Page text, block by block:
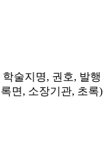
술지명, 권호, 발행
면, 소장기관, 초록)